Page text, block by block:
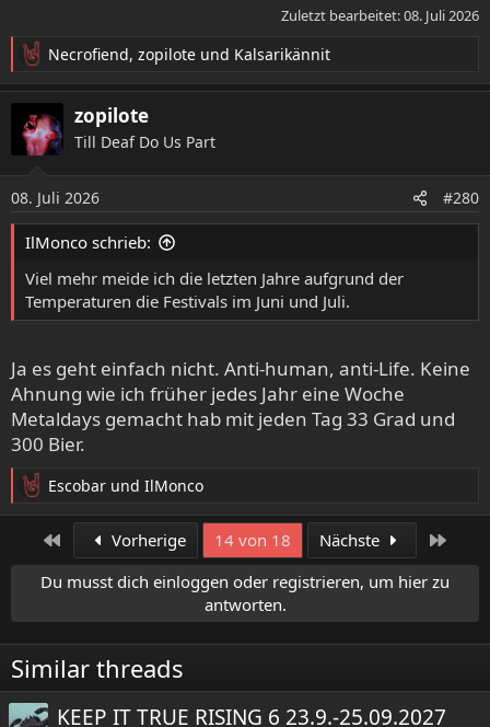
Zuletzt bearbeitet:08. Juli 2026
R
e
a
k
o
n
e
n
Necrofiend, zopilote und Kalsarikännit
zopilote
Till Deaf Do Us Part
08. Juli 2026 #280
IlMonco schrieb:
Viel mehr meide ich die letzten Jahre aufgrund der
Temperaturen die Festivals im Juni und Juli.
Ja es geht einfach nicht. Anti-human, anti-Life. Keine
Ahnung wie ich früher jedes Jahr eine Woche
Metaldays gemacht hab mit jeden Tag 33 Grad und
300 Bier.
R
e
o
n
e
n
:
Escobar und IlMonco
Erste Vorherige 14 von 18 Nächste
Du musst dich einloggen oder registrieren, um hier zu
antworten.
Similar threads
KEEP IT TRUE RISING 6 23.9.-25.09.2027